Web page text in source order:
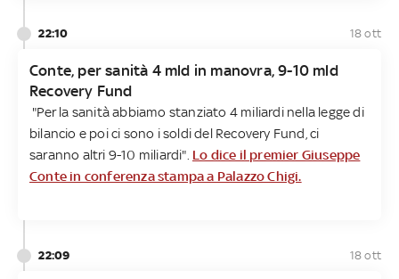
22:10 18 ott
Conte, per sanità 4 mld in manovra, 9-10 mld
Recovery Fund
"Per la sanità abbiamo stanziato 4 miliardi nella legge di
bilancio e poi ci sono i soldi del Recovery Fund, ci
saranno altri 9-10 miliardi". Lo dice il premier Giuseppe
Conte in conferenza stampa a Palazzo Chigi.
22:09 18 ott